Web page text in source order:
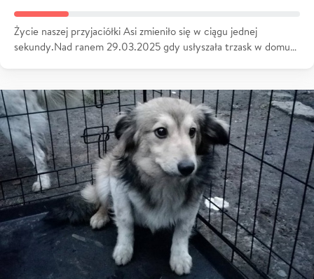
Życie naszej przyjaciółki Asi zmieniło się w ciągu jednej
sekundy.Nad ranem 29.03.2025 gdy usłyszała trzask w domu…